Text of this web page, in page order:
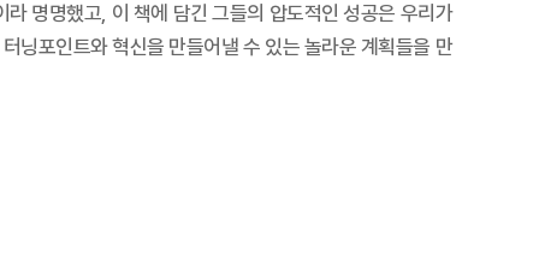
명명했고, 이 책에 담긴 그들의 압도적인 성공은 우리가
닝포인트와 혁신을 만들어낼 수 있는 놀라운 계획들을 만